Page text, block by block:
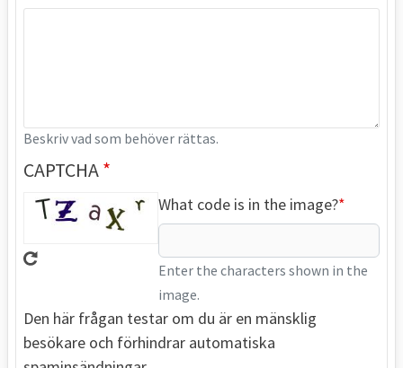
Beskriv vad som behöver rättas.
CAPTCHA
What code is in the image?
Enter the characters shown in the
image.
Den här frågan testar om du är en mänsklig
besökare och förhindrar automatiska